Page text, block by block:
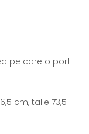
pe care o porti
cm, talie 73,5